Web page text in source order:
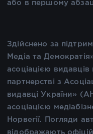
або в першому
Здійснено за
Медіа та
асоціацією
партнерстві з
видавці України»
асоціацією
Норвегії. Погляди
відображають